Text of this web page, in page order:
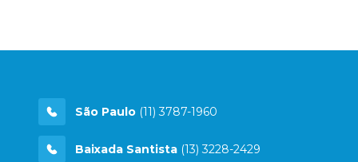
São Paulo (11) 3787-1960
Baixada Santista (13) 3228-2429